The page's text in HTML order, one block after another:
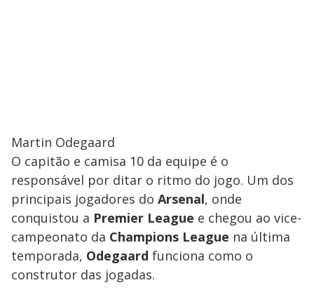
Martin Odegaard
O capitão e camisa 10 da equipe é o
responsável por ditar o ritmo do jogo. Um dos
principais jogadores do Arsenal, onde
conquistou a Premier League e chegou ao vice-
campeonato da Champions League na última
temporada, Odegaard funciona como o
construtor das jogadas.